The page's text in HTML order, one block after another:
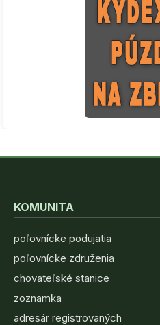
KOMUNITA
poľovnícke podujatia
poľovnícke združenia
chovateľské stanice
zoznamka
adresár registrovaných